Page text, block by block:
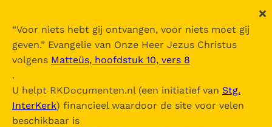
“Voor niets hebt gij ontvangen, voor niets moet gij
geven.” Evangelie van Onze Heer Jezus Christus
volgens Matteüs, hoofdstuk 10, vers 8
.
U helpt RKDocumenten.nl (een initiatief van Stg.
InterKerk) financieel waardoor de site voor velen
beschikbaar is